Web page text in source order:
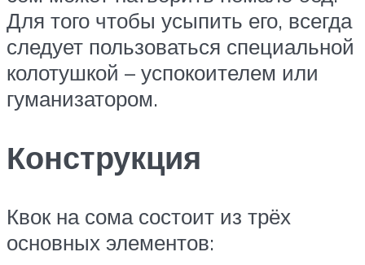
Для того чтобы усыпить его, всегда
следует пользоваться специальной
колотушкой – успокоителем или
гуманизатором.
Конструкция
Квок на сома состоит из трёх
основных элементов: